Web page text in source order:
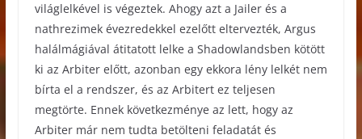
világlelkével is végeztek. Ahogy azt a Jailer és a
nathrezimek évezredekkel ezelőtt eltervezték, Argus
halálmágiával átitatott lelke a Shadowlandsben kötött
ki az Arbiter előtt, azonban egy ekkora lény lelkét nem
bírta el a rendszer, és az Arbitert ez teljesen
megtörte. Ennek következménye az lett, hogy az
Arbiter már nem tudta betölteni feladatát és